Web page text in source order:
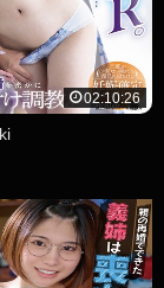
02:10:26